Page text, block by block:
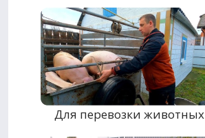
Для перевозки животных